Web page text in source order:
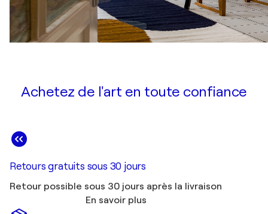
Achetez de l'art en toute confiance
Retours gratuits sous 30 jours
Retour possible sous 30 jours après la livraison
En savoir plus